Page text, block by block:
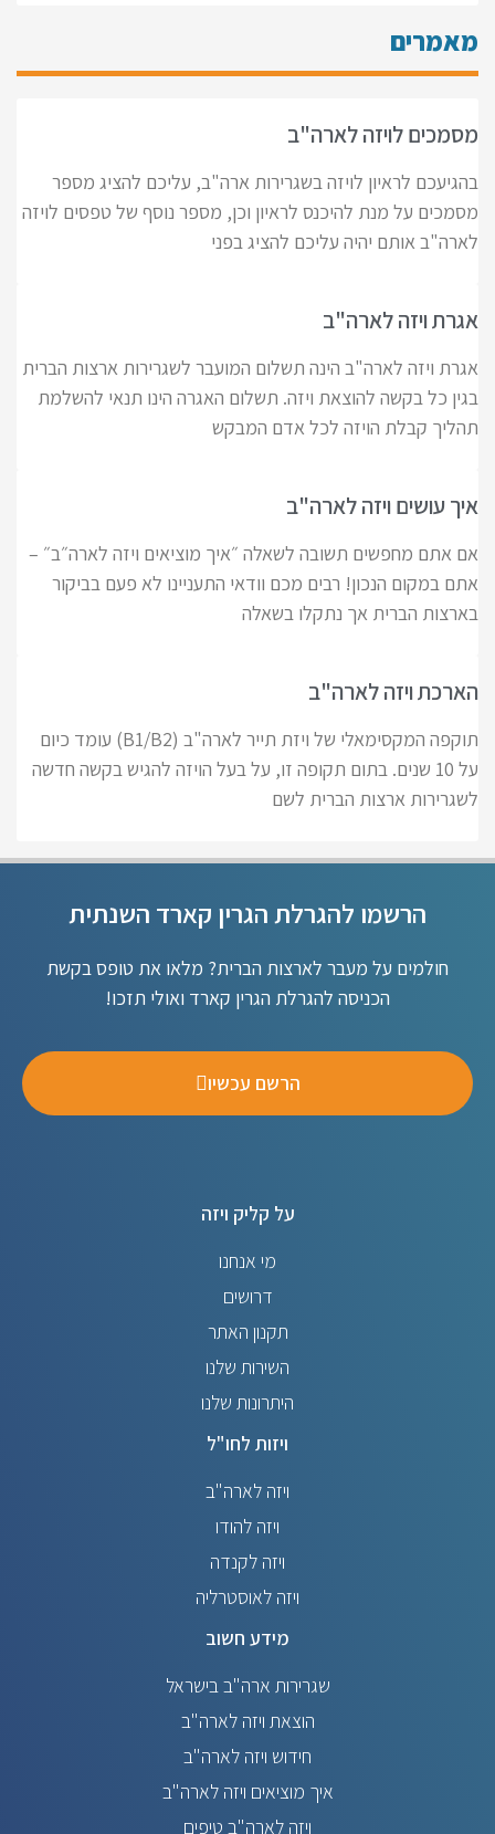
מאמרים
מסמכים לויזה לארה"ב
בהגיעכם לראיון לויזה בשגרירות ארה"ב, עליכם להציג מספר
מסמכים על מנת להיכנס לראיון וכן, מספר נוסף של טפסים לויזה
לארה"ב אותם יהיה עליכם להציג בפני
אגרת ויזה לארה"ב
אגרת ויזה לארה"ב הינה תשלום המועבר לשגרירות ארצות הברית
בגין כל בקשה להוצאת ויזה. תשלום האגרה הינו תנאי להשלמת
תהליך קבלת הויזה לכל אדם המבקש
איך עושים ויזה לארה"ב
אם אתם מחפשים תשובה לשאלה ״איך מוציאים ויזה לארה״ב״ –
אתם במקום הנכון! רבים מכם וודאי התעניינו לא פעם בביקור
בארצות הברית אך נתקלו בשאלה
הארכת ויזה לארה"ב
תוקפה המקסימאלי של ויזת תייר לארה"ב (B1/B2) עומד כיום
על 10 שנים. בתום תקופה זו, על בעל הויזה להגיש בקשה חדשה
לשגרירות ארצות הברית לשם
הרשמו להגרלת הגרין קארד השנתית
חולמים על מעבר לארצות הברית? מלאו את טופס בקשת
הכניסה להגרלת הגרין קארד ואולי תזכו!
הרשם עכשיו
על קליק ויזה
מי אנחנו
דרושים
תקנון האתר
השירות שלנו
היתרונות שלנו
ויזות לחו"ל
ויזה לארה"ב
ויזה להודו
ויזה לקנדה
ויזה לאוסטרליה
מידע חשוב
שגרירות ארה"ב בישראל
הוצאת ויזה לארה"ב
חידוש ויזה לארה"ב
איך מוציאים ויזה לארה"ב
ויזה לארה"ב טיפים